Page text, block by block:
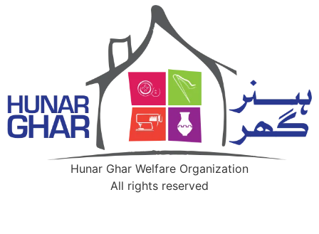
Hunar Ghar Welfare Organization
All rights reserved